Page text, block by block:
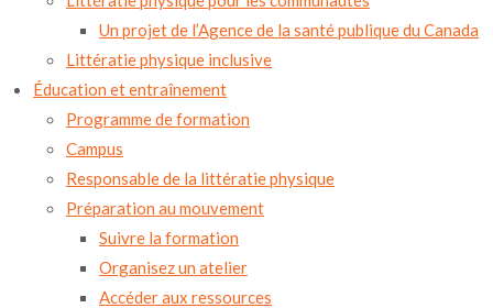
Un projet de l’Agence de la santé publique du Canada
Littératie physique inclusive
Éducation et entraînement
Programme de formation
Campus
Responsable de la littératie physique
Préparation au mouvement
Suivre la formation
Organisez un atelier
Accéder aux ressources